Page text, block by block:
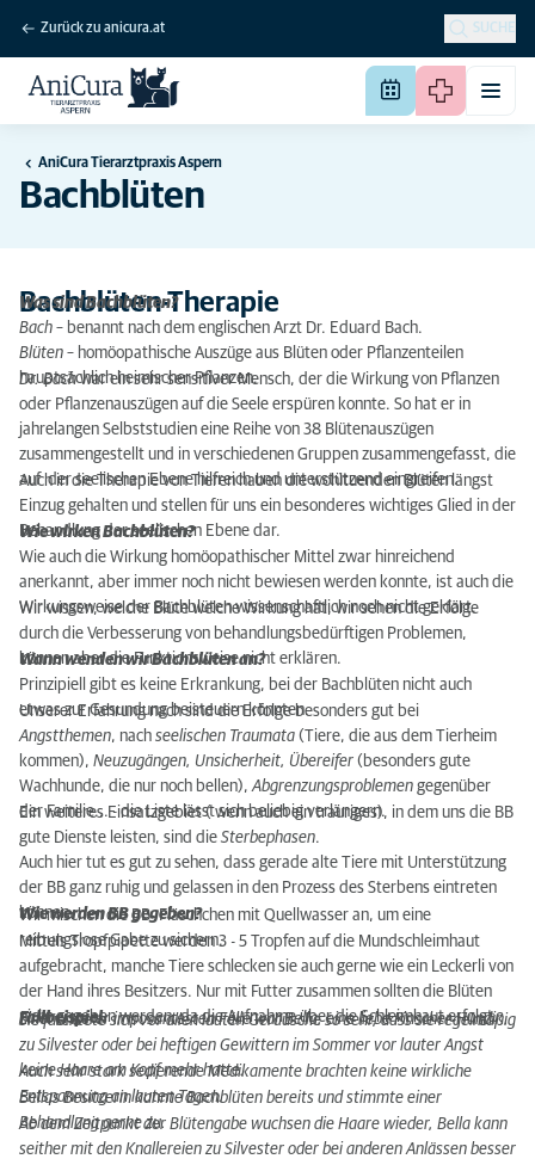
Zurück zu anicura.at SUCHE
AniCura Tierarztpraxis Aspern
Bachblüten
Bachblüten-Therapie
Was sind Bachblüten?
Bach – benannt nach dem englischen Arzt Dr. Eduard Bach.
Blüten – homöopathische Auszüge aus Blüten oder Pflanzenteilen
hauptsächlich heimischer Pflanzen.
Dr. Bachwar ein sehr sensitiver Mensch, der die Wirkung von Pflanzen
oder Pflanzenauszügen auf die Seele erspüren konnte. So hat er in
jahrelangen Selbststudien eine Reihe von 38 Blütenauszügen
zusammengestellt und in verschiedenen Gruppen zusammengefasst, die
auf der seelischen Ebene hilfreich und unterstützend eingreifen.
Auch in die Therapie von Tieren haben die wohltuenden Blüten längst
Einzug gehalten und stellen für uns ein besonderes wichtiges Glied in der
Behandlung der seelischen Ebene dar.
Wie wirken Bachblüten?
Wie auch die Wirkung homöopathischer Mittel zwar hinreichend
anerkannt, aber immer noch nicht bewiesen werden konnte, ist auch die
Wirkungsweise der Bachblüten wissenschaftlich noch nicht geklärt.
Wir wissen, welche Blüte welche Wirkung hat, wir sehen die Erfolge
durch die Verbesserung von behandlungsbedürftigen Problemen,
können aber die Funktionsweise nicht erklären.
Wann wenden wir Bachblüten an?
Prinzipiell gibt es keine Erkrankung, bei der Bachblüten nicht auch
etwas zur Gesundung beisteuern könnten.
Unserer Erfahrung nach sind die Erfolge besonders gut bei
Angstthemen, nach seelischen Traumata (Tiere, die aus dem Tierheim
kommen), Neuzugängen, Unsicherheit, Übereifer (besonders gute
Wachhunde, die nur noch bellen),Abgrenzungsproblemen gegenüber
der Familie... - die Liste lässt sich beliebig verlängern.
Ein weiteres Einsatzgebiet ( wenn auch ein trauriges), in dem uns die BB
gute Dienste leisten, sind die Sterbephasen.
Auch hier tut es gut zu sehen, dass gerade alte Tiere mit Unterstützung
der BB ganz ruhig und gelassen in den Prozess des Sterbens eintreten
können.
Wie werden BB gegeben?
Wir mischen die BB- Fläschchen mit Quellwasser an, um eine
reibungslose Gabe zu sichern.
Mittels Tropfpipette werden 3 - 5 Tropfen auf die Mundschleimhaut
aufgebracht, manche Tiere schlecken sie auch gerne wie ein Leckerli von
der Hand ihres Besitzers. Nur mit Futter zusammen sollten die Blüten
nicht gegeben werden, da die Aufnahme über die Schleimhaut erfolgt.
Fallbeispiel:
Einer unserer imposantesten Fälle war Bella, eine liebe Pinscher-Hündin.
Sie fürchtete sich vor allen lauten Geräusche so sehr, dass sie regelmäßig
zu Silvester oder bei heftigen Gewittern im Sommer vor lauter Angst
keine Haare am Kopf mehr hatte.
Auch sehr stark sedierende Medikamente brachten keine wirkliche
Entspannung an lauten Tagen.
Bellas Besitzerin kannte Bachblüten bereits und stimmte einer
Behandlung gerne zu.
Ab dem Zeitpunkt der Blütengabe wuchsen die Haare wieder, Bella kann
seither mit den Knallereien zu Silvester oder bei anderen Anlässen besser